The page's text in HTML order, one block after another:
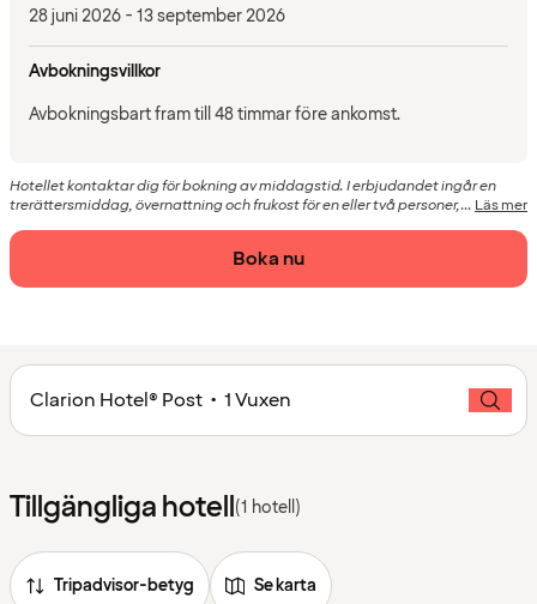
28 juni 2026 - 13 september 2026
Avbokningsvillkor
Avbokningsbart fram till 48 timmar före ankomst.
Hotellet kontaktar dig för bokning av middagstid. I erbjudandet ingår en
trerättersmiddag, övernattning och frukost för en eller två personer,... Läs mer
Boka nu
Clarion Hotel® Post • 1 Vuxen
Tillgängliga hotell(1 hotell)
Tripadvisor-betyg Se karta